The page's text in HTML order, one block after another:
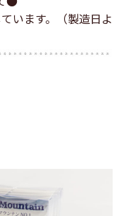
います。（製造日よ